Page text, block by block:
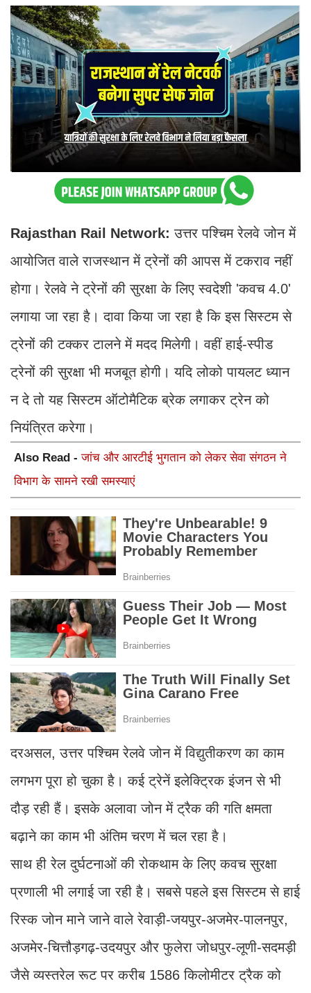
Rajasthan Rail Network: उत्तर पश्चिम रेलवे जोन में
आयोजित वाले राजस्थान में ट्रेनों की आपस में टकराव नहीं
होगा। रेलवे ने ट्रेनों की सुरक्षा के लिए स्वदेशी 'कवच 4.0'
लगाया जा रहा है। दावा किया जा रहा है कि इस सिस्टम से
ट्रेनों की टक्कर टालने में मदद मिलेगी। वहीं हाई-स्पीड
ट्रेनों की सुरक्षा भी मजबूत होगी। यदि लोको पायलट ध्यान
न दे तो यह सिस्टम ऑटोमैटिक ब्रेक लगाकर ट्रेन को
नियंत्रित करेगा।
Also Read -जांच और आरटीई भुगतान को लेकर सेवा संगठन ने
विभाग के सामने रखी समस्याएं
दरअसल, उत्तर पश्चिम रेलवे जोन में विद्युतीकरण का काम
लगभग पूरा हो चुका है। कई ट्रेनें इलेक्ट्रिक इंजन से भी
दौड़ रही हैं। इसके अलावा जोन में ट्रैक की गति क्षमता
बढ़ाने का काम भी अंतिम चरण में चल रहा है।
साथ ही रेल दुर्घटनाओं की रोकथाम के लिए कवच सुरक्षा
प्रणाली भी लगाई जा रही है। सबसे पहले इस सिस्टम से हाई
रिस्क जोन माने जाने वाले रेवाड़ी-जयपुर-अजमेर-पालनपुर,
अजमेर-चित्तौड़गढ़-उदयपुर और फुलेरा जोधपुर-लूणी-सदमड़ी
जैसे व्यस्तरेल रूट पर करीब 1586 किलोमीटर ट्रैक को